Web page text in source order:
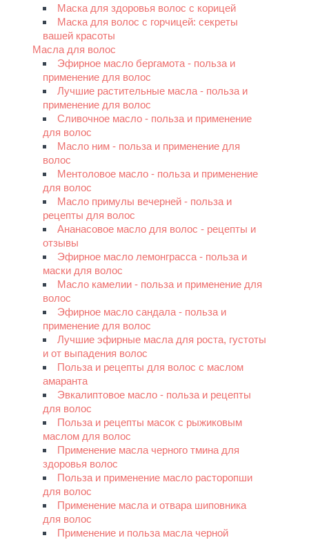
Маска для здоровья волос с корицей
Маска для волос с горчицей: секреты
вашей красоты
Масла для волос
Эфирное масло бергамота - польза и
применение для волос
Лучшие растительные масла - польза и
применение для волос
Сливочное масло - польза и применение
для волос
Масло ним - польза и применение для
волос
Ментоловое масло - польза и применение
для волос
Масло примулы вечерней - польза и
рецепты для волос
Ананасовое масло для волос - рецепты и
отзывы
Эфирное масло лемонграсса - польза и
маски для волос
Масло камелии - польза и применение для
волос
Эфирное масло сандала - польза и
применение для волос
Лучшие эфирные масла для роста, густоты
и от выпадения волос
Польза и рецепты для волос с маслом
амаранта
Эвкалиптовое масло - польза и рецепты
для волос
Польза и рецепты масок с рыжиковым
маслом для волос
Применение масла черного тмина для
здоровья волос
Польза и применение масло расторопши
для волос
Применение масла и отвара шиповника
для волос
Применение и польза масла черной